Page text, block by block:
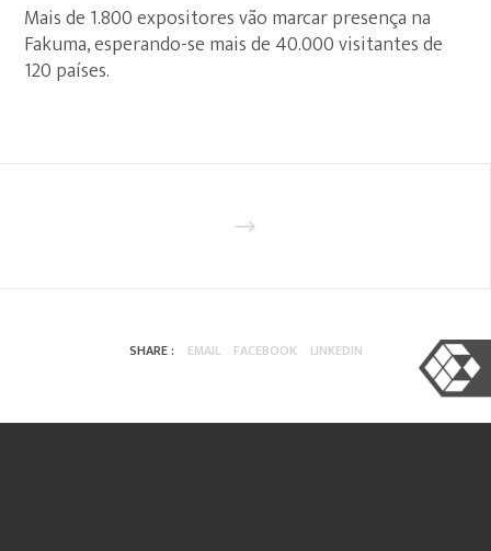
Mais de 1.800 expositores vão marcar presença na
Fakuma, esperando-se mais de 40.000 visitantes de
120 países.
SHARE : EMAIL FACEBOOK LINKEDIN